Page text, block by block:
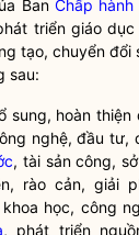
Ban Chấp hành
triển giáo dục
tạo, chuyển đổi
sau:
sung, hoàn
nghệ, đầu tư,
, tài sản công,
rào cản, giải
học, công
, phát triển